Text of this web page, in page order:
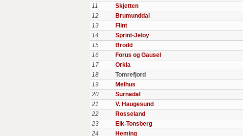
11
Skjetten
12
Brumunddal
13
Flint
14
Sprint-Jeloy
15
Brodd
16
Forus og Gausel
17
Orkla
18
Tomrefjord
19
Melhus
20
Surnadal
21
V. Haugesund
22
Rosseland
23
Eik-Tonsberg
24
Heming